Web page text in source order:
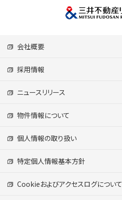
会社概要
採用情報
ニュースリリース
物件情報について
個人情報の取り扱い
特定個人情報基本方針
Cookieおよびアクセスログについて